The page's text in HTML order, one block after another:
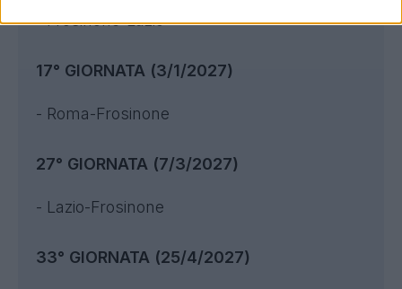
- Frosinone-Lazio
17° GIORNATA (3/1/2027)
- Roma-Frosinone
27° GIORNATA (7/3/2027)
- Lazio-Frosinone
33° GIORNATA (25/4/2027)